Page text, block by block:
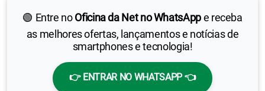
🟢 Entre noOficina da Net no WhatsAppe receba
as melhores ofertas, lançamentos e notícias de
smartphones e tecnologia!
👉 ENTRAR NO WHATSAPP 👈